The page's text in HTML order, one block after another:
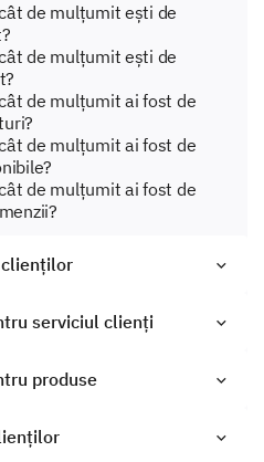
de mulțumit ești de
de mulțumit ești de
de mulțumit ai fost de
de mulțumit ai fost de
de mulțumit ai fost de
clienților
serviciul clienți
produse